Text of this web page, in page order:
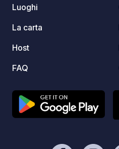
Luoghi
La carta
Host
FAQ